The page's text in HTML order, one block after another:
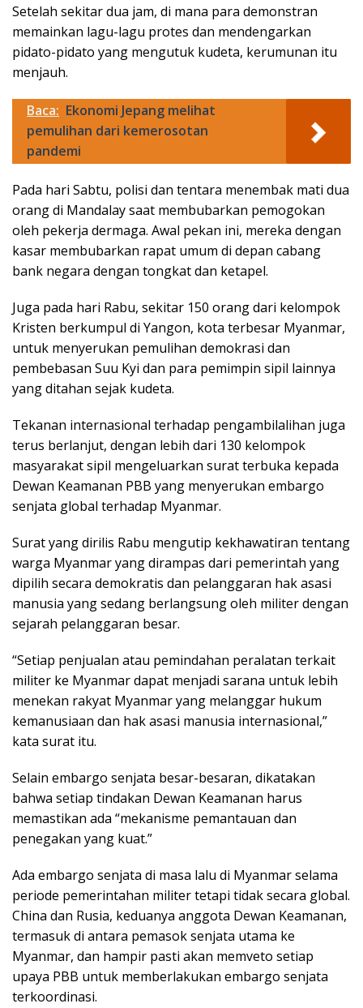
Setelah sekitar dua jam, di mana para demonstran
memainkan lagu-lagu protes dan mendengarkan
pidato-pidato yang mengutuk kudeta, kerumunan itu
menjauh.
Baca: Ekonomi Jepang melihat
pemulihan dari kemerosotan
pandemi
Pada hari Sabtu, polisi dan tentara menembak mati dua
orang di Mandalay saat membubarkan pemogokan
oleh pekerja dermaga. Awal pekan ini, mereka dengan
kasar membubarkan rapat umum di depan cabang
bank negara dengan tongkat dan ketapel.
Juga pada hari Rabu, sekitar 150 orang dari kelompok
Kristen berkumpul di Yangon, kota terbesar Myanmar,
untuk menyerukan pemulihan demokrasi dan
pembebasan Suu Kyi dan para pemimpin sipil lainnya
yang ditahan sejak kudeta.
Tekanan internasional terhadap pengambilalihan juga
terus berlanjut, dengan lebih dari 130 kelompok
masyarakat sipil mengeluarkan surat terbuka kepada
Dewan Keamanan PBB yang menyerukan embargo
senjata global terhadap Myanmar.
Surat yang dirilis Rabu mengutip kekhawatiran tentang
warga Myanmar yang dirampas dari pemerintah yang
dipilih secara demokratis dan pelanggaran hak asasi
manusia yang sedang berlangsung oleh militer dengan
sejarah pelanggaran besar.
“Setiap penjualan atau pemindahan peralatan terkait
militer ke Myanmar dapat menjadi sarana untuk lebih
menekan rakyat Myanmar yang melanggar hukum
kemanusiaan dan hak asasi manusia internasional,”
kata surat itu.
Selain embargo senjata besar-besaran, dikatakan
bahwa setiap tindakan Dewan Keamanan harus
memastikan ada “mekanisme pemantauan dan
penegakan yang kuat.”
Ada embargo senjata di masa lalu di Myanmar selama
periode pemerintahan militer tetapi tidak secara global.
China dan Rusia, keduanya anggota Dewan Keamanan,
termasuk di antara pemasok senjata utama ke
Myanmar, dan hampir pasti akan memveto setiap
upaya PBB untuk memberlakukan embargo senjata
terkoordinasi.